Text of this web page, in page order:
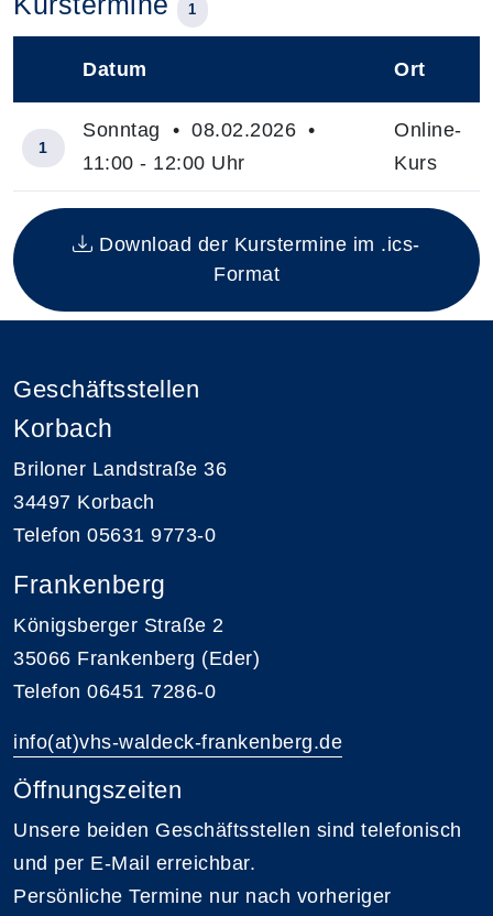
1
Insgesamt gibt es 1 Termine zum diesen Kurs
Datum Ort
1
Sonntag • 08.02.2026 •
11:00 - 12:00 Uhr
Online-
Kurs
Download der Kurstermine im .ics-
Format
Geschäftsstellen
Korbach
Briloner Landstraße 36
34497 Korbach
Telefon 05631 9773-0
Frankenberg
Königsberger Straße 2
35066 Frankenberg (Eder)
Telefon 06451 7286-0
info(at)vhs-waldeck-frankenberg.de
Öffnungszeiten
Unsere beiden Geschäftsstellen sind telefonisch
und per E-Mail erreichbar.
Persönliche Termine nur nach vorheriger